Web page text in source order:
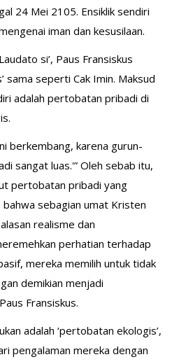
24 Mei 2105. Ensiklik sendiri
iman dan kesusilaan.
si’, Paus Fransiskus
sama seperti Cak Imin. Maksud
adalah pertobatan pribadi di
berkembang, karena gurun-
sangat luas.'” Oleh sebab itu,
pertobatan pribadi yang
sebagian umat Kristen
realisme dan
perhatian terhadap
mereka memilih untuk tidak
demikian menjadi
Fransiskus.
adalah ‘pertobatan ekologis’,
pengalaman mereka dengan